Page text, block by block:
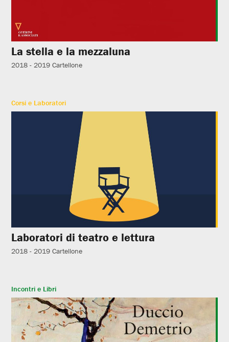
La stella e la mezzaluna
2018 - 2019 Cartellone
Corsi e Laboratori
Laboratori di teatro e lettura
2018 - 2019 Cartellone
Incontri e Libri